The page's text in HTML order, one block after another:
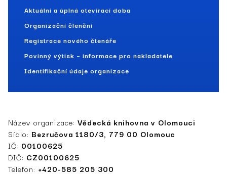
Aktuální a úplná otevírací doba
Organizační členění
Registrace nového čtenáře
Povinný výtisk – informace pro nakladatele
Identifikační údaje organizace
Název organizace: Vědecká knihovna v Olomouci
Sídlo: Bezručova 1180/3, 779 00 Olomouc
IČ: 00100625
DIČ: CZ00100625
Telefon: +420-585 205 300